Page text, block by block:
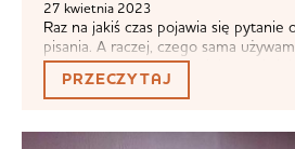
27 kwietnia 2023
Raz na jakiś czas pojawia się
pisania. A raczej, czego sama
dłuższą formę, w kontekście powieści.
wyjaśnienie. Wierzę, że jeśli ktoś
nawet na serwetce. Powstało tak
PRZECZYTAJ